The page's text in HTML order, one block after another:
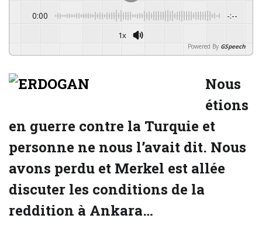
0:00 -:--
1x
Powered By GSpeech
Nous
étions
en guerre contre la Turquie et
personne ne nous l’avait dit. Nous
avons perdu et Merkel est allée
discuter les conditions de la
reddition à Ankara…